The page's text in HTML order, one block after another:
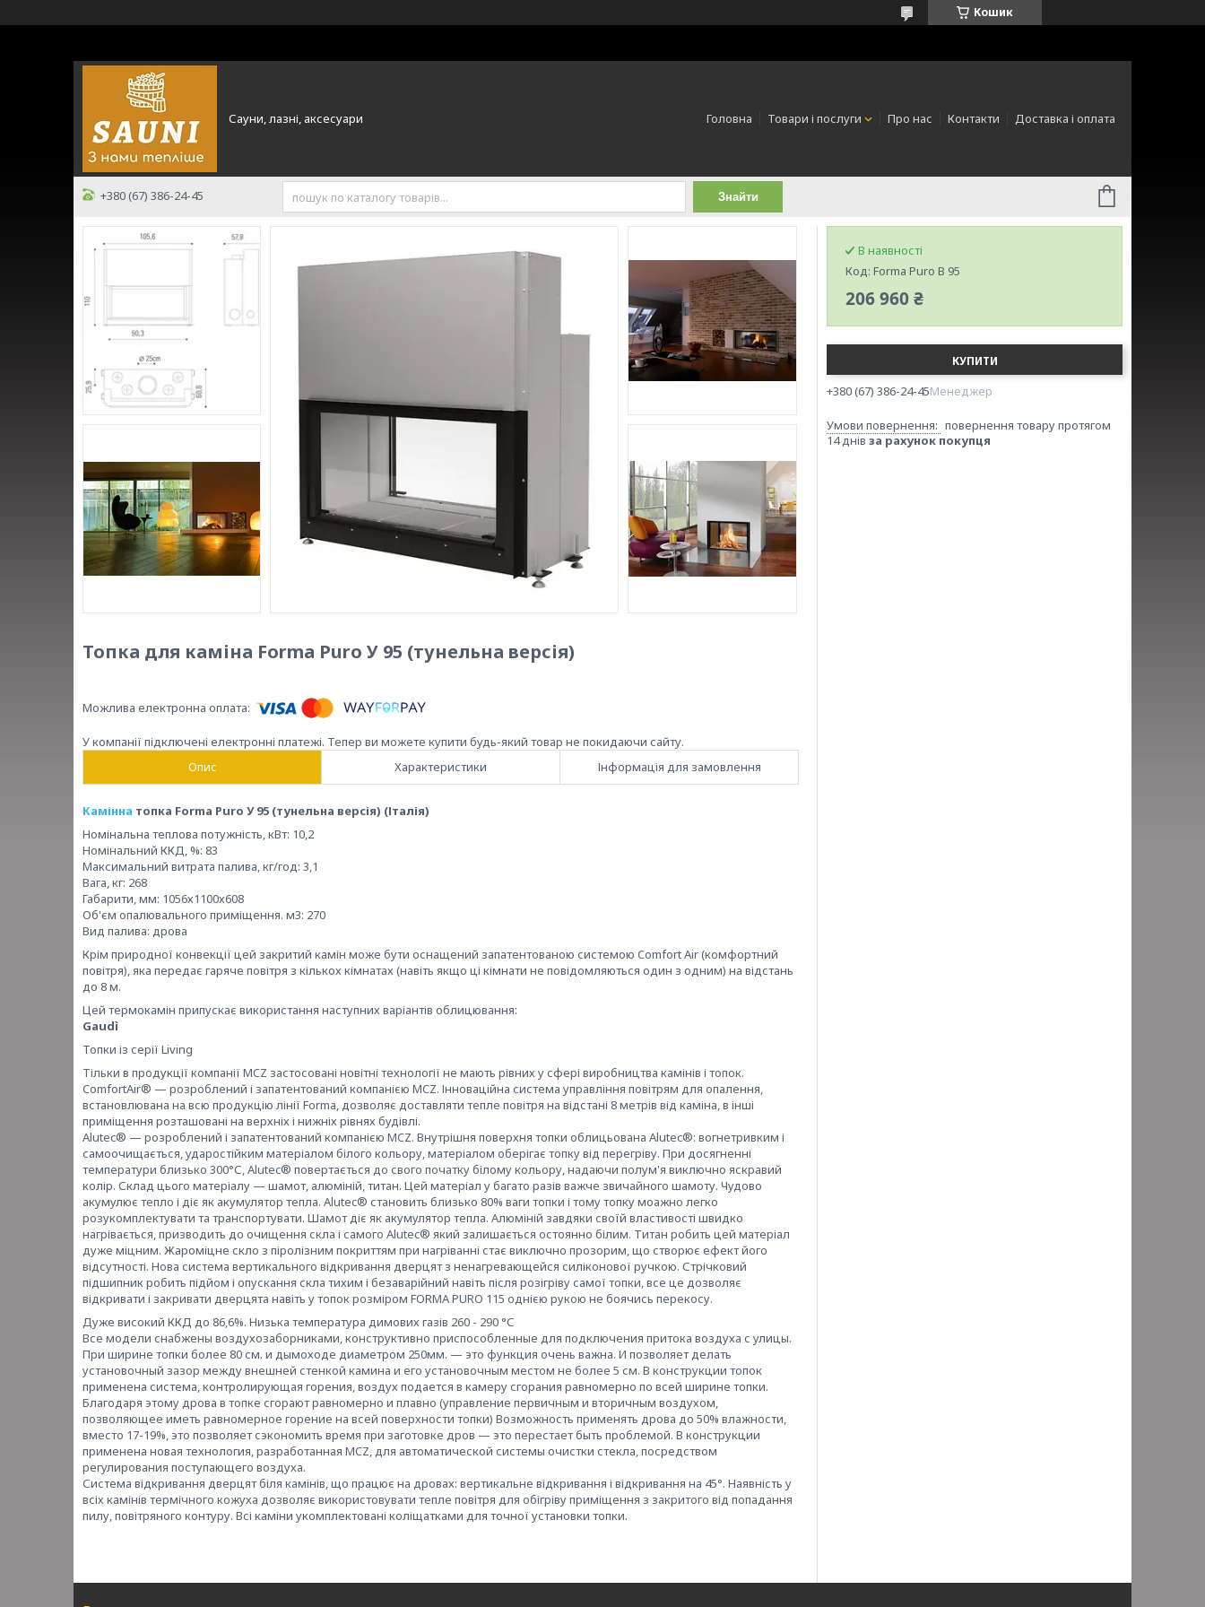
Кошик
Сауни, лазні, аксесуари Головна Товари і послуги Про нас Контакти Доставка і оплата
+380 (67) 386-24-45 Знайти
Топка для каміна Forma Puro У 95 (тунельна версія)
У компанії підключені електронні платежі. Тепер ви можете купити будь-який товар не покидаючи сайту.
Опис
Характеристики Інформація для замовлення
Камінна топка Forma Puro У 95 (тунельна версія) (Італія)
Номінальна теплова потужність, кВт: 10,2
Номінальний ККД, %: 83
Максимальний витрата палива, кг/год: 3,1
Вага, кг: 268
Габарити, мм: 1056х1100х608
Об'єм опалювального приміщення. м3: 270
Вид палива: дрова
Крім природної конвекції цей закритий камін може бути оснащений запатентованою системою Comfort Air (комфортний
повітря), яка передає гаряче повітря з кількох кімнатах (навіть якщо ці кімнати не повідомляються один з одним) на відстань
до 8 м.
Цей термокамін припускає використання наступних варіантів облицювання:
Gaudì
Топки із серії Living
Тільки в продукції компанії MCZ застосовані новітні технології не мають рівних у сфері виробництва камінів і топок.
ComfortAir® — розроблений і запатентований компанією MCZ. Інноваційна система управління повітрям для опалення,
встановлювана на всю продукцію лінії Forma, дозволяє доставляти тепле повітря на відстані 8 метрів від каміна, в інші
приміщення розташовані на верхніх і нижніх рівнях будівлі.
Alutec® — розроблений і запатентований компанією MCZ. Внутрішня поверхня топки облицьована Alutec®: вогнетривким і
самоочищається, ударостійким матеріалом білого кольору, матеріалом оберігає топку від перегріву. При досягненні
температури близько 300°С, Alutec® повертається до свого початку білому кольору, надаючи полум'я виключно яскравий
колір. Склад цього матеріалу — шамот, алюміній, титан. Цей матеріал у багато разів важче звичайного шамоту. Чудово
акумулює тепло і діє як акумулятор тепла. Alutec® становить близько 80% ваги топки і тому топку моажно легко
розукомплектувати та транспортувати. Шамот діє як акумулятор тепла. Алюміній завдяки своїй властивості швидко
нагрівається, призводить до очищення скла і самого Alutec® який залишається остоянно білим. Титан робить цей матеріал
дуже міцним. Жароміцне скло з піролізним покриттям при нагріванні стає виключно прозорим, що створює ефект його
відсутності. Нова система вертикального відкривання дверцят з ненагревающейся силіконової ручкою. Стрічковий
підшипник робить підйом і опускання скла тихим і безаварійний навіть після розігріву самої топки, все це дозволяє
відкривати і закривати дверцята навіть у топок розміром FORMA PURO 115 однією рукою не боячись перекосу.
Дуже високий ККД до 86,6%. Низька температура димових газів 260 - 290 °С
Все модели снабжены воздухозаборниками, конструктивно приспособленные для подключения притока воздуха с улицы.
При ширине топки более 80 см. и дымоходе диаметром 250мм. — это функция очень важна. И позволяет делать
установочный зазор между внешней стенкой камина и его установочным местом не более 5 см. В конструкции топок
применена система, контролирующая горения, воздух подается в камеру сгорания равномерно по всей ширине топки.
Благодаря этому дрова в топке сгорают равномерно и плавно (управление первичным и вторичным воздухом,
позволяющее иметь равномерное горение на всей поверхности топки) Возможность применять дрова до 50% влажности,
вместо 17-19%, это позволяет сэкономить время при заготовке дров — это перестает быть проблемой. В конструкции
применена новая технология, разработанная MCZ, для автоматической системы очистки стекла, посредством
регулирования поступающего воздуха.
Система відкривання дверцят біля камінів, що працює на дровах: вертикальне відкривання і відкривання на 45°. Наявність у
всіх камінів термічного кожуха дозволяє використовувати тепле повітря для обігріву приміщення з закритого від попадання
пилу, повітряного контуру. Всі каміни укомплектовані коліщатками для точної установки топки.
В наявності
Код: Forma Puro В 95
206 960 ₴
КУПИТИ
+380 (67) 386-24-45Менеджер
повернення товару протягом
14 днів за рахунок покупця